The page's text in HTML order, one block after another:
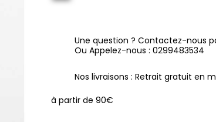
Une question ? Contactez-nous
Ou Appelez-nous : 0299483534
Nos livraisons : Retrait gratuit en
à partir de 90€